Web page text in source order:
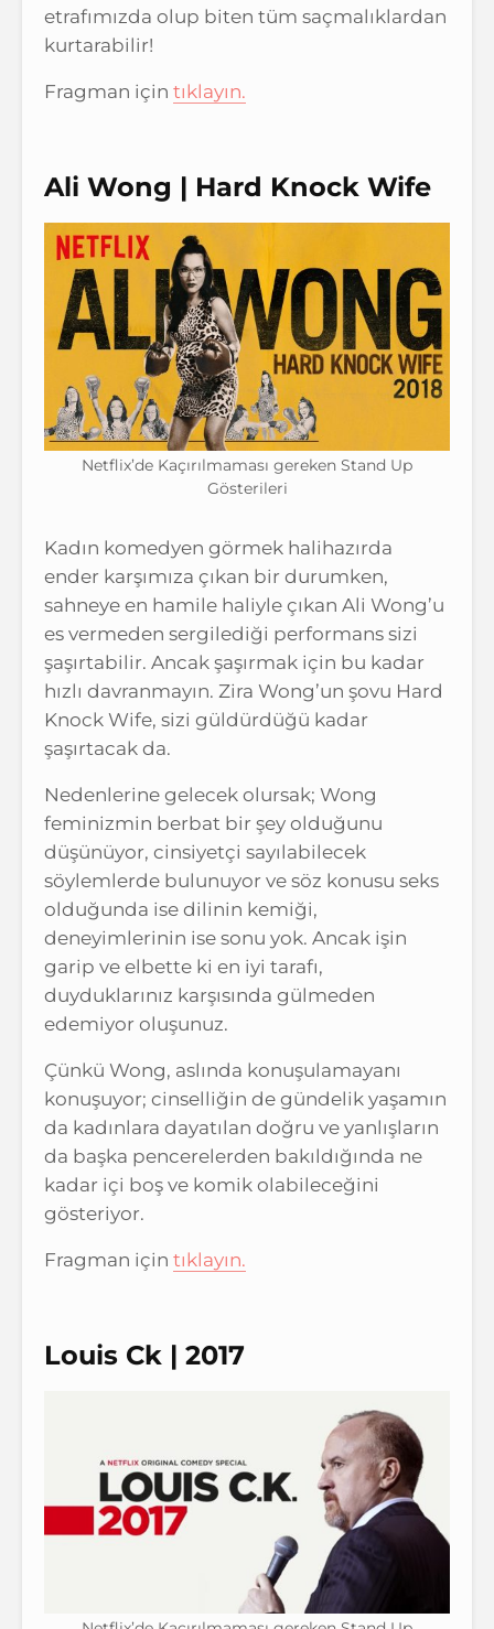
etrafımızda olup biten tüm saçmalıklardan
kurtarabilir!
Fragman için tıklayın.
Ali Wong | Hard Knock Wife
Netflix’de Kaçırılmaması gereken Stand Up
Gösterileri
Kadın komedyen görmek halihazırda
ender karşımıza çıkan bir durumken,
sahneye en hamile haliyle çıkan Ali Wong’u
es vermeden sergilediği performans sizi
şaşırtabilir. Ancak şaşırmak için bu kadar
hızlı davranmayın. Zira Wong’un şovu Hard
Knock Wife, sizi güldürdüğü kadar
şaşırtacak da.
Nedenlerine gelecek olursak; Wong
feminizmin berbat bir şey olduğunu
düşünüyor, cinsiyetçi sayılabilecek
söylemlerde bulunuyor ve söz konusu seks
olduğunda ise dilinin kemiği,
deneyimlerinin ise sonu yok. Ancak işin
garip ve elbette ki en iyi tarafı,
duyduklarınız karşısında gülmeden
edemiyor oluşunuz.
Çünkü Wong, aslında konuşulamayanı
konuşuyor; cinselliğin de gündelik yaşamın
da kadınlara dayatılan doğru ve yanlışların
da başka pencerelerden bakıldığında ne
kadar içi boş ve komik olabileceğini
gösteriyor.
Fragman için tıklayın.
Louis Ck | 2017